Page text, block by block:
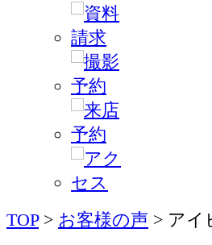
TOP> お客様の声 > アイ